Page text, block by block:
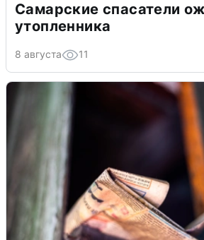
Самарские спасатели
утопленника
8 августа 11